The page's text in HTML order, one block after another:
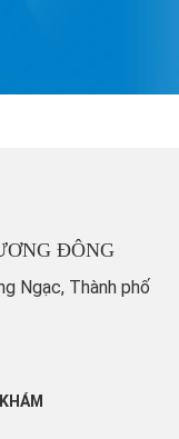
ĐÔNG
Ngạc, Thành phố